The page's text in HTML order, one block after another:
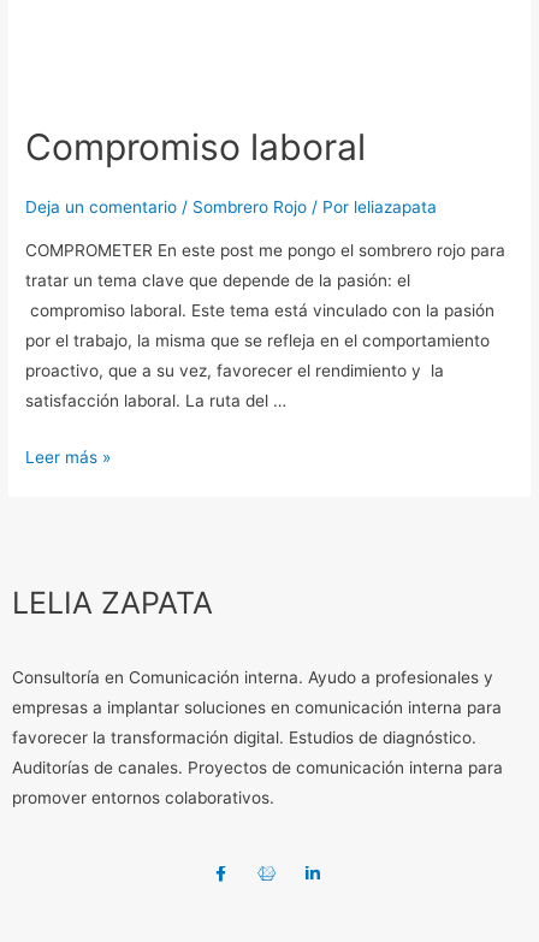
Compromiso laboral
Deja un comentario / Sombrero Rojo / Por leliazapata
COMPROMETER En este post me pongo el sombrero rojo para
tratar un tema clave que depende de la pasión: el
compromiso laboral. Este tema está vinculado con la pasión
por el trabajo, la misma que se refleja en el comportamiento
proactivo, que a su vez, favorecer el rendimiento y la
satisfacción laboral. La ruta del …
Leer más »
LELIA ZAPATA
Consultoría en Comunicación interna. Ayudo a profesionales y
empresas a implantar soluciones en comunicación interna para
favorecer la transformación digital. Estudios de diagnóstico.
Auditorías de canales. Proyectos de comunicación interna para
promover entornos colaborativos.